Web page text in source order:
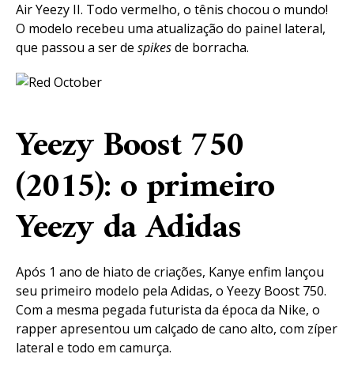
Air Yeezy II. Todo vermelho, o tênis chocou o mundo!
O modelo recebeu uma atualização do painel lateral,
que passou a ser de spikesde borracha.
Yeezy Boost 750
(2015): o primeiro
Yeezy da Adidas
Após 1 ano de hiato de criações, Kanye enfim lançou
seu primeiro modelo pela Adidas, o Yeezy Boost 750.
Com a mesma pegada futurista da época da Nike, o
rapper apresentou um calçado de cano alto, com zíper
lateral e todo em camurça.